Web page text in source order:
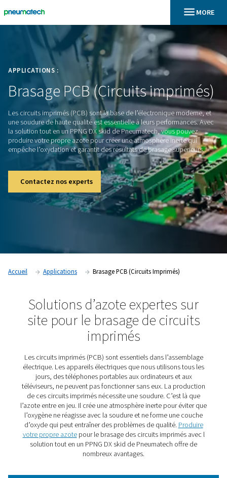
Accueil
APPLICATIONS :
BrasagePCB(Circuits
Les circuits imprimés (PCB) sont la base de l’électronique
une soudure de haute qualité est essentielle à leurs
la solution tout en un PPNG DX skid de Pneumatech, vous
produire votre propre azote pour créer une atmosphère
empêche l’oxydation et garantit des résultats de brasage
Applications Brasage PCB (Circuits Imprimés)
Solutions d’azote
site pour le brasage de
imprimés
Les circuits imprimés (PCB) sont essentiels dans
électrique. Les appareils électriques que nous